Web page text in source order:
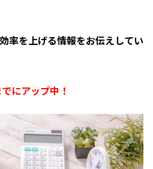
率を上げる情報をお伝えしてい
にアップ中！